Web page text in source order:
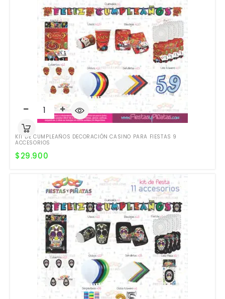
KIT DE CUMPLEAÑOS DECORACIÓN CASINO PARA FIESTAS 9
ACCESORIOS
$29.900